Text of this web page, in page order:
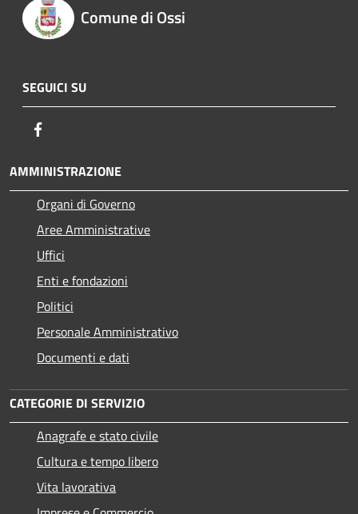
Comune di Ossi
SEGUICI SU
AMMINISTRAZIONE
Organi di Governo
Aree Amministrative
Uffici
Enti e fondazioni
Politici
Personale Amministrativo
Documenti e dati
CATEGORIE DI SERVIZIO
Anagrafe e stato civile
Cultura e tempo libero
Vita lavorativa